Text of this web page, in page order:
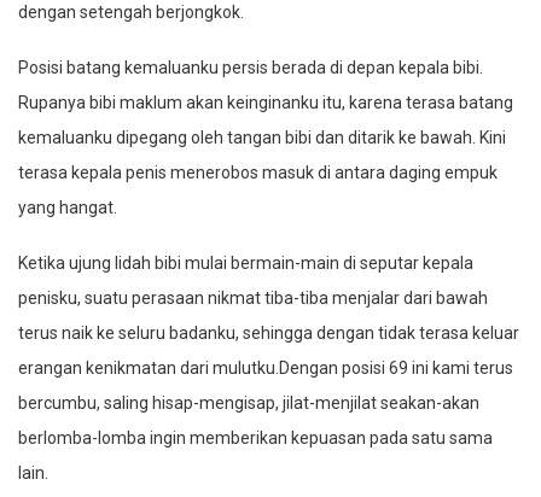
dengan setengah berjongkok.
Posisi batang kemaluanku persis berada di depan kepala bibi.
Rupanya bibi maklum akan keinginanku itu, karena terasa batang
kemaluanku dipegang oleh tangan bibi dan ditarik ke bawah. Kini
terasa kepala penis menerobos masuk di antara daging empuk
yang hangat.
Ketika ujung lidah bibi mulai bermain-main di seputar kepala
penisku, suatu perasaan nikmat tiba-tiba menjalar dari bawah
terus naik ke seluru badanku, sehingga dengan tidak terasa keluar
erangan kenikmatan dari mulutku.Dengan posisi 69 ini kami terus
bercumbu, saling hisap-mengisap, jilat-menjilat seakan-akan
berlomba-lomba ingin memberikan kepuasan pada satu sama
lain.